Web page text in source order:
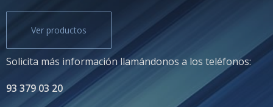
Ver productos
Solicita más información llamándonos a los teléfonos:
93 379 03 20